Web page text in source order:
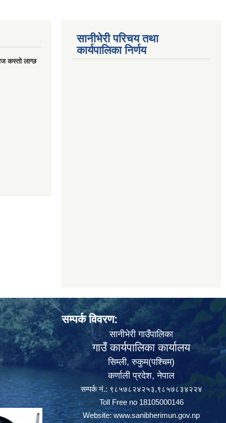
कस्ताे लाग्छ
सानीभेरी परिचय तथा
कार्यपालिका निर्णय
सम्पर्क विवरण:
सानीभेरी गाउँपालिका
गाउँ कार्यपालिका कार्यालय
सिम्ली, रुकुम(पश्‍चिम)
कर्णाली प्रदेश, नेपाल
सम्पर्क नं.: ९८५७८२४२५३,९८५७८३४२२४
Toll Free no 18105000146
Website:www.sanibherimun.gov.np